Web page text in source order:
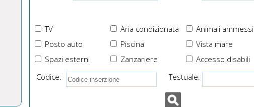
TV Aria condizionata Animali ammessi
Posto auto
Piscina Vista mare
Spazi esterni
Zanzariere
Accesso disabili
Codice:
Testuale: